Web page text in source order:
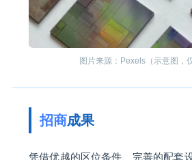
图片来源：Pexels（示意图，
招商成果
凭借优越的区位条件、完善的配套